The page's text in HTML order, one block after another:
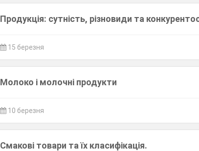
Продукція: сутність, різновиди та
15 березня
Молоко і молочні продукти
10 березня
Смакові товари та їх класифікація.